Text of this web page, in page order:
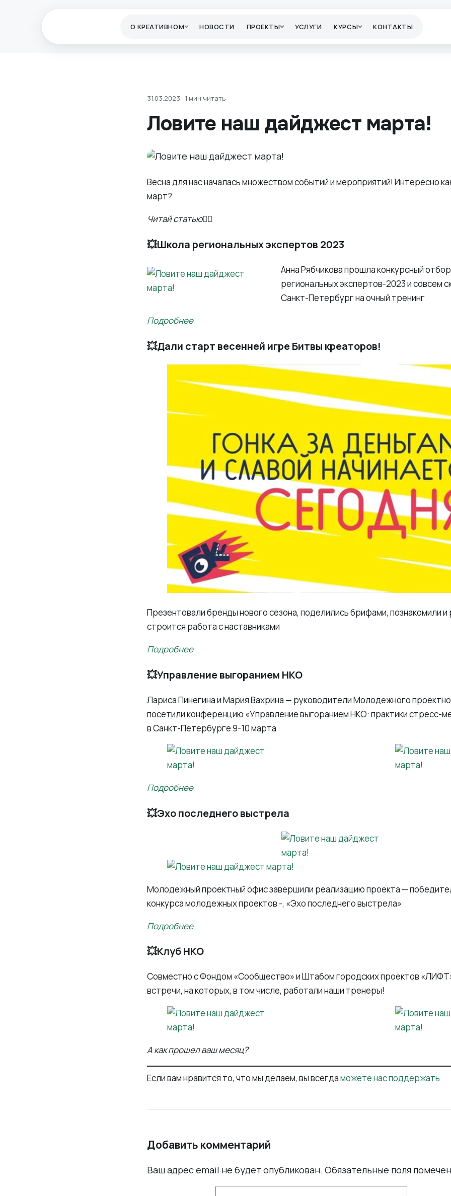
О КРЕАТИВНОМ НОВОСТИ ПРОЕКТЫ УСЛУГИ КУРСЫ КОНТАКТЫ
31.03.2023 · 1 мин читать
Ловите наш дайджест марта!
Весна для нас началась множеством событий и мероприятий! Интересно
март?
Читай статью👇🏻
💥Школа региональных экспертов 2023
Анна Рябчикова прошла конкурсный
региональных экспертов-2023 и совсем
Санкт-Петербург на очный тренинг
Подробнее
💥Дали старт весенней игре Битвы креаторов!
Презентовали бренды нового сезона, поделились брифами, познакомили и
строится работа с наставниками
Подробнее
💥Управление выгоранием НКО
Лариса Пинегина и Мария Вахрина — руководители Молодежного
посетили конференцию «Управление выгоранием НКО: практики стресс-
в Санкт-Петербурге 9-10 марта
Подробнее
💥Эхо последнего выстрела
Молодежный проектный офис завершили реализацию проекта —
конкурса молодежных проектов -, «Эхо последнего выстрела»
Подробнее
💥Клуб НКО
Совместно с Фондом «Сообщество» и Штабом городских проектов
встречи, на которых, в том числе, работали наши тренеры!
А как прошел ваш месяц?
Если вам нравится то, что мы делаем, вы всегдаможете нас поддержать
Добавить комментарий
Ваш адрес email не будет опубликован. Обязательные поля